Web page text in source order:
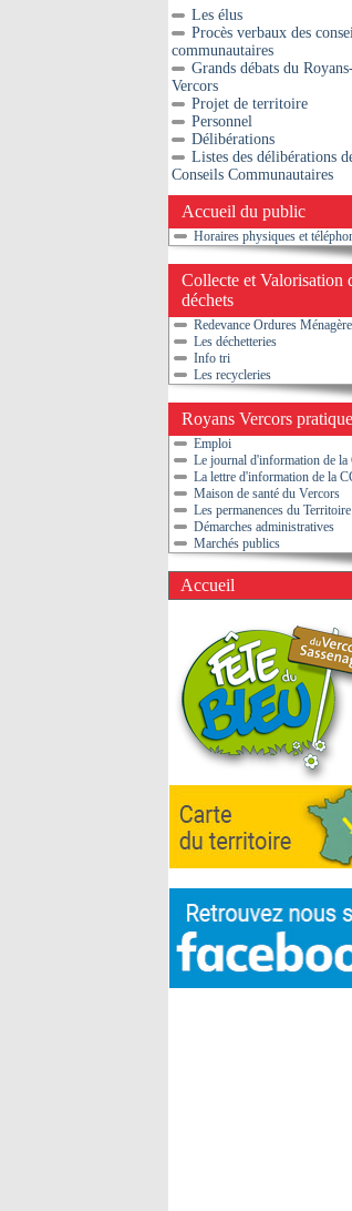
Les élus
Procès verbaux des
communautaires
Grands débats du
Vercors
Projet de territoire
Personnel
Délibérations
Listes des délibérations
Conseils Communautaires
Accueil du public
Horaires physiques et
Collecte et Valorisation
déchets
Redevance Ordures
Les déchetteries
Info tri
Les recycleries
Royans Vercors pratique
Emploi
Le journal d'information de la
La lettre d'information de la
Maison de santé du Vercors
Les permanences du Territoire
Démarches administratives
Marchés publics
Accueil